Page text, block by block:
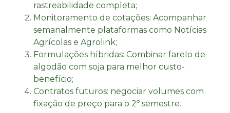
rastreabilidade completa;
Monitoramento de cotações: Acompanhar
semanalmente plataformas como Notícias
Agrícolas e Agrolink​;
Formulações híbridas: Combinar farelo de
algodão com soja para melhor custo-
benefício;
Contratos futuros: negociar volumes com
fixação de preço para o 2º semestre.